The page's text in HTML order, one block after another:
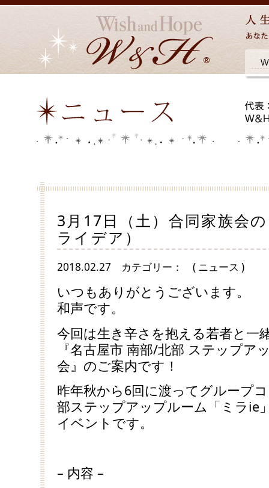
3月17日（土）合同家族会
ライデア）
2018.02.27 カテゴリー： ( ニュース )
いつもありがとうございます。
和声です。
今回は生き辛さを抱える若者と一
『名古屋市 南部/北部 ステップ
会』のご案内です！
昨年秋から6回に渡ってグループ
部ステップアップルーム「ミラie
イベントです。
– 内容 –